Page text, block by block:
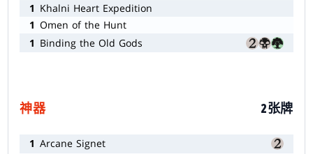
1 Khalni Heart Expedition
1 Omen of the Hunt
1 Binding the Old Gods
神器 2张牌
1 Arcane Signet